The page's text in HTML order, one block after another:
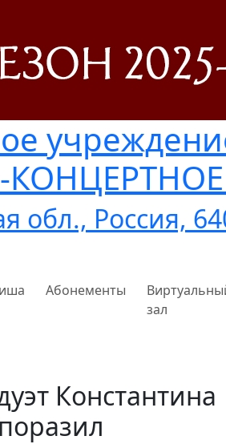
обл., Россия,
Абонементы
зал
Константина